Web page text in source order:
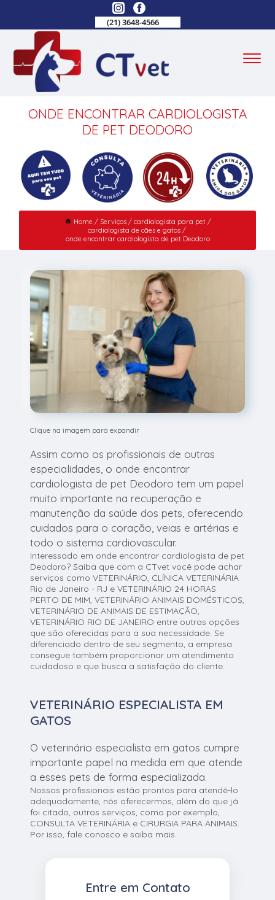
(21) 3648-4566
ONDE ENCONTRAR CARDIOLOGISTA
DE PET DEODORO
Home Serviços
cardiologista para pet
cardiologista de cães e gatos
onde encontrar cardiologista de pet Deodoro
Clique na imagem para expandir
Assim como os profissionais de outras
especialidades, o onde encontrar
cardiologista de pet Deodoro tem um papel
muito importante na recuperação e
manutenção da saúde dos pets, oferecendo
cuidados para o coração, veias e artérias e
todo o sistema cardiovascular.
Interessado em onde encontrar cardiologista de pet
Deodoro? Saiba que com a CTvet você pode achar
serviços como VETERINÁRIO, CLÍNICA VETERINÁRIA
Rio de Janeiro - RJ e VETERINÁRIO 24 HORAS
PERTO DE MIM, VETERINÁRIO ANIMAIS DOMÉSTICOS,
VETERINÁRIO DE ANIMAIS DE ESTIMAÇÃO,
VETERINÁRIO RIO DE JANEIRO entre outras opções
que são oferecidas para a sua necessidade. Se
diferenciado dentro de seu segmento, a empresa
consegue também proporcionar um atendimento
cuidadoso e que busca a satisfação do cliente.
VETERINÁRIO ESPECIALISTA EM
GATOS
O veterinário especialista em gatos cumpre
importante papel na medida em que atende
a esses pets de forma especializada.
Nossos profissionais estão prontos para atendê-lo
adequadamente, nós oferecermos, além do que já
foi citado, outros serviços, como por exemplo,
CONSULTA VETERINÁRIA e CIRURGIA PARA ANIMAIS.
Por isso, fale conosco e saiba mais.
Entre em Contato